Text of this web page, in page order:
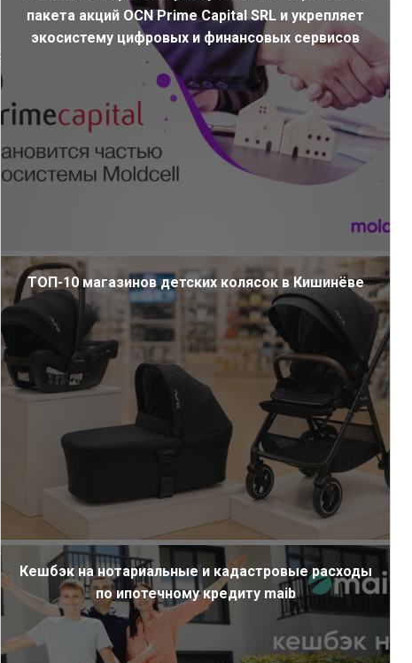
пакета акций OCN Prime Capital SRL и укрепляет
экосистему цифровых и финансовых сервисов
ТОП-10 магазинов детских колясок в Кишинёве
Кешбэк на нотариальные и кадастровые расходы
по ипотечному кредиту maib